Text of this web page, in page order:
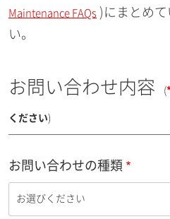
Maintenance FAQs )にまとめ
い。
お問い合わせ内容 (
ください)
お問い合わせの種類